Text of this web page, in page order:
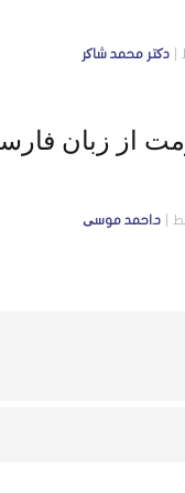
دکتر محمد شاکر
از زبان
د.احمد موسی